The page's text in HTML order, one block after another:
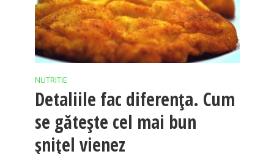
NUTRITIE
Detaliile fac diferenţa. Cum
se găteşte cel mai bun
şniţel vienez